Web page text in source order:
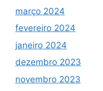
março 2024
fevereiro 2024
janeiro 2024
dezembro 2023
novembro 2023